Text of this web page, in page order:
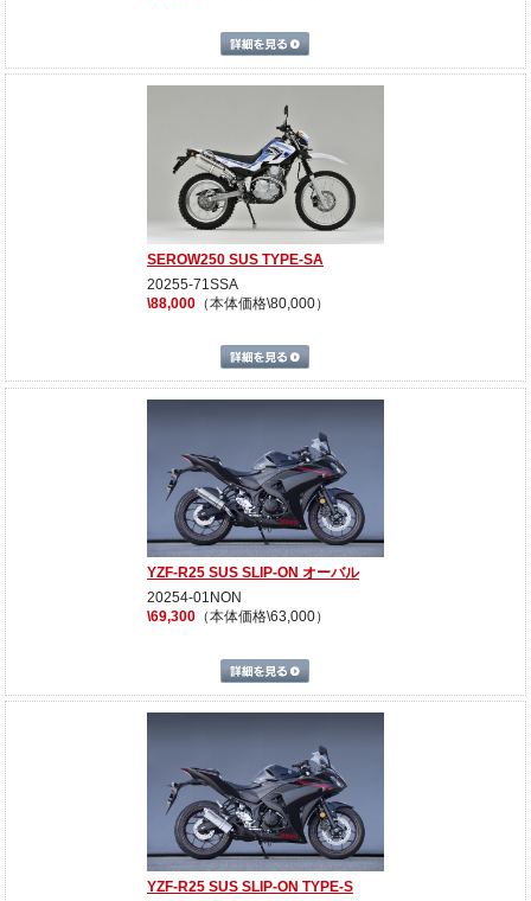
SEROW250 SUS TYPE-SA
20255-71SSA
\88,000（本体価格\80,000）
YZF-R25 SUS SLIP-ON オーバル
20254-01NON
\69,300（本体価格\63,000）
YZF-R25 SUS SLIP-ON TYPE-S